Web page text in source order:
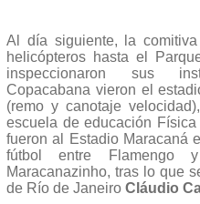
Al día siguiente, la
helicópteros hasta el
inspeccionaron sus
Copacabana vieron el
(remo y canotaje
escuela de educación
fueron al Estadio Maracaná
fútbol entre Flamengo
Maracanazinho, tras lo que
de Río de Janeiro Cláudio